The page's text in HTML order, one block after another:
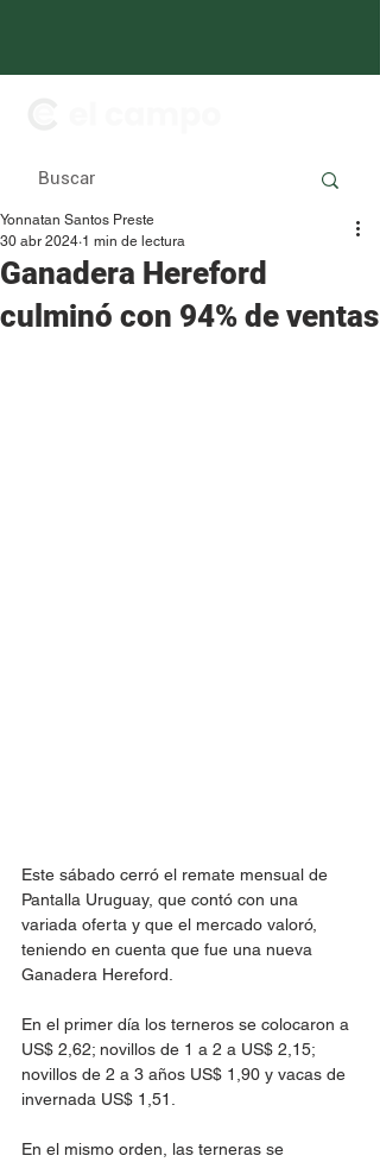
Ganadera Hereford
culminó con 94% de ventas
Yonnatan Santos Preste
30 abr 2024 1 min de lectura
Este sábado cerró el remate mensual de
Pantalla Uruguay, que contó con una
variada oferta y que el mercado valoró,
teniendo en cuenta que fue una nueva
Ganadera Hereford.
En el primer día los terneros se colocaron a
US$ 2,62; novillos de 1 a 2 a US$ 2,15;
novillos de 2 a 3 años US$ 1,90 y vacas de
invernada US$ 1,51.
En el mismo orden, las terneras se